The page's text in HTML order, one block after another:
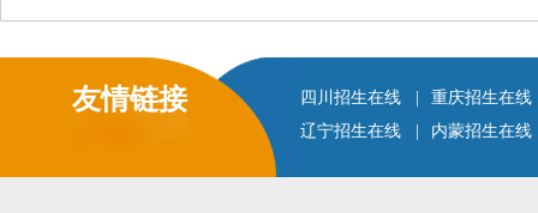
友情链接 四川招生在线 重庆招生在线
辽宁招生在线
内蒙招生在线